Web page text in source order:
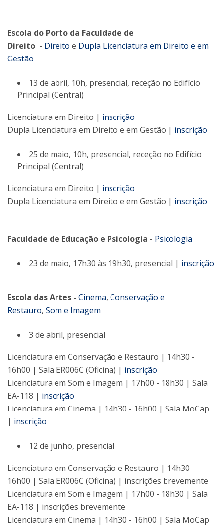
Escola do Porto da Faculdade de
Direito - Direito e Dupla Licenciatura em Direito e em
Gestão
13 de abril, 10h, presencial, receção no Edifício
Principal (Central)
Licenciatura em Direito | inscrição
Dupla Licenciatura em Direito e em Gestão | inscrição
25 de maio, 10h, presencial, receção no Edifício
Principal (Central)
Licenciatura em Direito | inscrição
Dupla Licenciatura em Direito e em Gestão | inscrição
Faculdade de Educação e Psicologia - Psicologia
23 de maio, 17h30 às 19h30, presencial | inscrição
Escola das Artes - Cinema, Conservação e
Restauro, Som e Imagem
3 de abril, presencial
Licenciatura em Conservação e Restauro | 14h30 -
16h00 | Sala ER006C (Oficina) | inscrição
Licenciatura em Som e Imagem | 17h00 - 18h30 | Sala
EA-118 | inscrição
Licenciatura em Cinema | 14h30 - 16h00 | Sala MoCap
| inscrição
12 de junho, presencial
Licenciatura em Conservação e Restauro | 14h30 -
16h00 | Sala ER006C (Oficina) | inscrições brevemente
Licenciatura em Som e Imagem | 17h00 - 18h30 | Sala
EA-118 | inscrições brevemente
Licenciatura em Cinema | 14h30 - 16h00 | Sala MoCap